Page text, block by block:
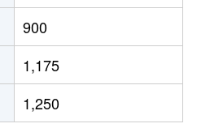
900
1,175
1,250